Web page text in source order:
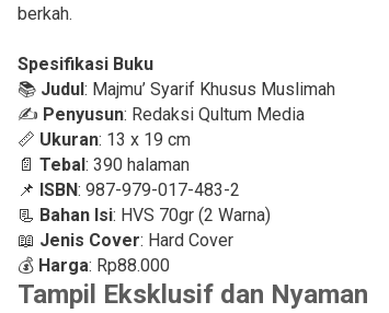
berkah.
Spesifikasi Buku
📚 Judul: Majmu’ Syarif Khusus Muslimah
✍ Penyusun: Redaksi Qultum Media
📏 Ukuran: 13 x 19 cm
📄 Tebal: 390 halaman
📌 ISBN: 987-979-017-483-2
📃 Bahan Isi: HVS 70gr (2 Warna)
📖 Jenis Cover: Hard Cover
💰 Harga: Rp88.000
Tampil Eksklusif dan Nyaman